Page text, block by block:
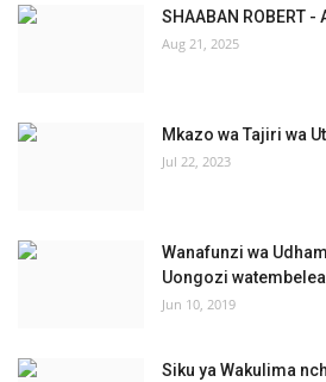
SHAABAN ROBERT -
Aug 21, 2025
Mkazo wa Tajiri wa
Jul 22, 2023
Wanafunzi wa
Uongozi
Jun 10, 2019
Siku ya Wakulima